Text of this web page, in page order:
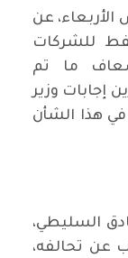
عن
للشركات
المستثمرة يبلغ 10 أضعاف ما تم
إجابات وزير
هذا الشأن
السليطي،
عن تحالفه،